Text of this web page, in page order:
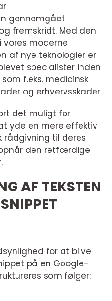
gennemgået
fremskridt. Med den
vores moderne
af nye teknologier er
specialister inden
f.eks. medicinsk
og erhvervsskader.
det muligt for
yde en mere effektiv
rådgivning til deres
den retfærdige
AF TEKSTEN
for at blive
på en Google-
som følger: